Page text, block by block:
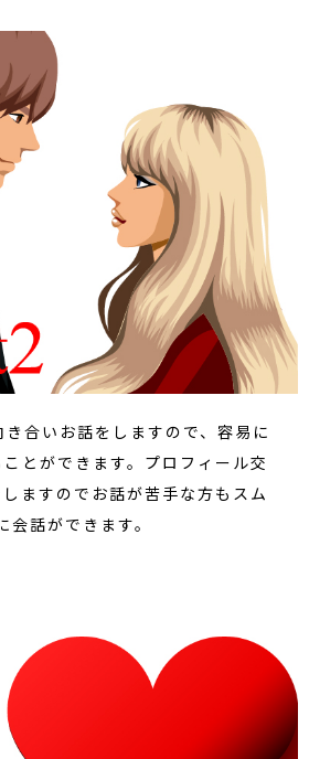
合いお話をしますので、容易に
とができます。プロフィール交
ますのでお話が苦手な方もスム
会話ができます。